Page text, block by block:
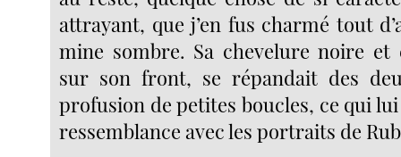
attrayant, que j’en fus charmé tout
mine sombre. Sa chevelure noire et
sur son front, se répandait des
profusion de petites boucles, ce qui
ressemblance avec les portraits de